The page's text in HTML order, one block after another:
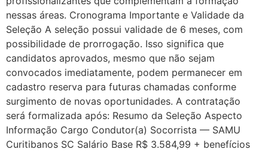
nessas áreas. Cronograma Importante e Validade da
Seleção A seleção possui validade de 6 meses, com
possibilidade de prorrogação. Isso significa que
candidatos aprovados, mesmo que não sejam
convocados imediatamente, podem permanecer em
cadastro reserva para futuras chamadas conforme
surgimento de novas oportunidades. A contratação
será formalizada após: Resumo da Seleção Aspecto
Informação Cargo Condutor(a) Socorrista — SAMU
Curitibanos SC Salário Base R$ 3.584,99 + benefícios